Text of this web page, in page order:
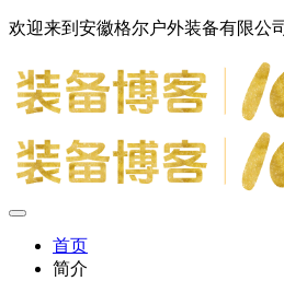
欢迎来到安徽格尔户外装备有限公
首页
简介